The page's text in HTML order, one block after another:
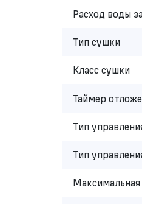
Расход воды
Тип сушки
Класс сушки
Таймер
Тип
Тип